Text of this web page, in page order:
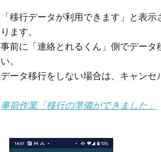
「移行データが利用できます」と表
ります。
事前に「連絡とれるくん」側でデー
い。
データ移行をしない場合は、キャンセ
事前作業「移行の準備ができました」